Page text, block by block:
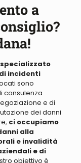
a
specializzato
incidenti
sono
consulenza
e di
dei danni
ci occupiamo
alla
e invalidità
e di
obiettivo è